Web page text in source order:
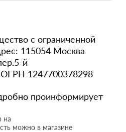
с ограниченной
115054 Москва
й
1247700378298
проинформирует
на
можно в магазине